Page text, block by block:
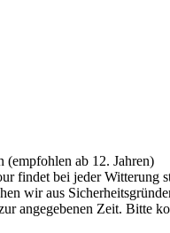
(empfohlen ab 12. Jahren)
findet bei jeder Witterung
wir aus
angegebenen Zeit. Bitte